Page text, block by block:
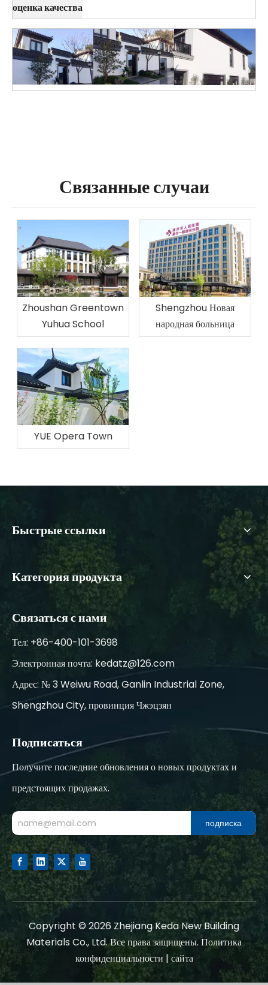
оценка качества
Связанные случаи
Zhoushan Greentown
Yuhua School
Shengzhou Новая
народная больница
YUE Opera Town
Быстрые ссылки
Категория продукта
Связаться с нами
Тел: +86-400-101-3698
Электронная почта: kedatz@126.com
Адрес: № 3 Weiwu Road, Ganlin Industrial Zone,
Shengzhou City, провинция Чжэцзян
Подписаться
Получите последние обновления о новых продуктах и
предстоящих продажах.
подписка
Copyright © 2026 Zhejiang Keda New Building
Materials Co., Ltd. Все права защищены.Политика
конфиденциальности | сайта